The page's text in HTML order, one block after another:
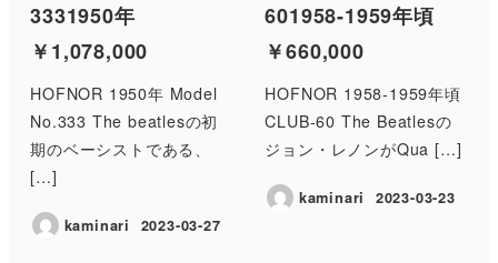
3331950年
￥1,078,000
HOFNOR 1950年 Model
No.333 The beatlesの初
期のベーシストである、
[…]
kaminari
投稿日
2023-03-27
601958-1959年頃
￥660,000
HOFNOR 1958-1959年頃
CLUB-60 The Beatlesの
ジョン・レノンがQua […]
kaminari
投稿日
2023-03-23